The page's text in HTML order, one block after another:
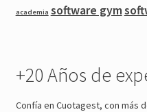
academia software gym
+20 Años de
Confía en Cuotagest, con más